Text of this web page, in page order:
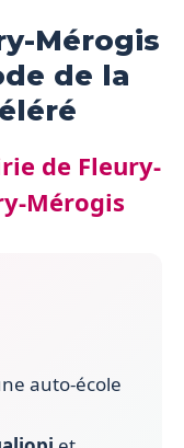
Mérogis
de la
de Fleury-
Mérogis
auto-école